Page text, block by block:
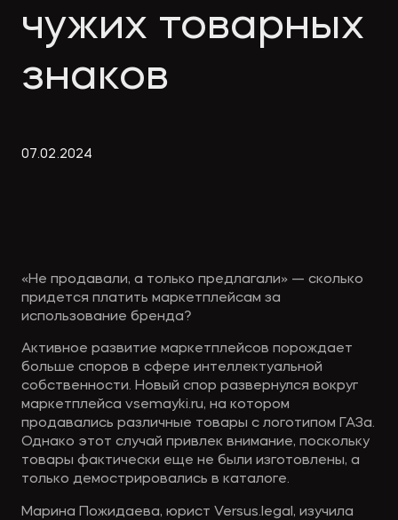
Articles
чужих товарных
знаков
07.02.2024
«Не продавали, а только предлагали» — сколько
придется платить маркетплейсам за
использование бренда?
Активное развитие маркетплейсов порождает
больше споров в сфере интеллектуальной
собственности. Новый спор развернулся вокруг
маркетплейса vsemayki.ru, на котором
продавались различные товары с логотипом ГАЗа.
Однако этот случай привлек внимание, поскольку
товары фактически еще не были изготовлены, а
только демострировались в каталоге.
Марина Пожидаева, юрист Versus.legal, изучила